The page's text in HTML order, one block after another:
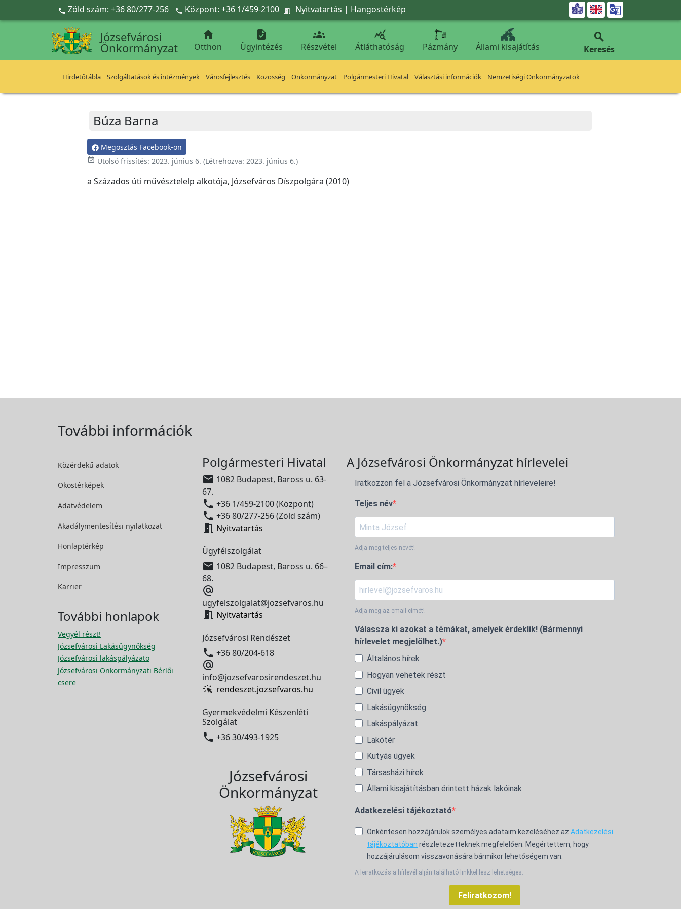
Ugrás a fő tartalomra
 Zöld szám: +36 80/277-256  Központ: +36 1/459-2100  Nyitvatartás | Hangostérkép 
Józsefvárosi
Önkormányzat

Otthon

Ügyintézés

Részvétel

Átláthatóság Pázmány Állami kisajátítás

Keresés
Hirdetőtábla Szolgáltatások és intézmények Városfejlesztés Közösség Önkormányzat Polgármesteri Hivatal Választási információk Nemzetiségi Önkormányzatok
Búza Barna
Megosztás Facebook-on
event_available Utolsó frissítés: 2023. június 6. (Létrehozva: 2023. június 6.)
a Százados úti művésztelelp alkotója, Józsefváros Díszpolgára (2010)
További információk
Közérdekű adatok
Okostérképek
Adatvédelem
Akadálymentesítési nyilatkozat
Honlaptérkép
Impresszum
Karrier
További honlapok
Vegyél részt!
Józsefvárosi Lakásügynökség
Józsefvárosi lakáspályázato
Józsefvárosi Önkormányzati Bérlői
csere
Polgármesteri Hivatal
 1082 Budapest, Baross u. 63-
67.
 +36 1/459-2100 (Központ)
 +36 80/277-256 (Zöld szám)
 Nyitvatartás
Ügyfélszolgálat
 1082 Budapest, Baross u. 66–
68.

ugyfelszolgalat@jozsefvaros.hu
 Nyitvatartás
Józsefvárosi Rendészet
 +36 80/204-618

info@jozsefvarosirendeszet.hu
rendeszet.jozsefvaros.hu
Gyermekvédelmi Készenléti
Szolgálat
 +36 30/493-1925
Józsefvárosi
Önkormányzat
A Józsefvárosi Önkormányzat hírlevelei
Iratkozzon fel a Józsefvárosi Önkormányzat hírleveleire!
Teljes név
Adja meg teljes nevét!
Email cím:
Adja meg az email címét!
Válassza ki azokat a témákat, amelyek érdeklik! (Bármennyi
hírlevelet megjelölhet.)
Általános hírek
Hogyan vehetek részt
Civil ügyek
Lakásügynökség
Lakáspályázat
Lakótér
Kutyás ügyek
Társasházi hírek
Állami kisajátításban érintett házak lakóinak
Adatkezelési tájékoztató
Önkéntesen hozzájárulok személyes adataim kezeléséhez az Adatkezelési
tájékoztatóban részletezetteknek megfelelően. Megértettem, hogy
hozzájárulásom visszavonására bármikor lehetőségem van.
A leiratkozás a hírlevél alján található linkkel lesz lehetséges.
Feliratkozom!